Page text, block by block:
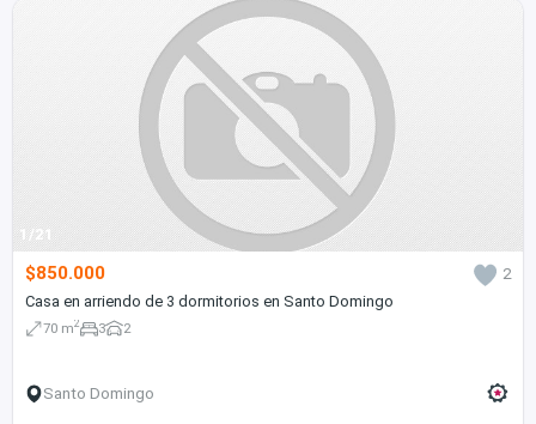
1/21
$850.000
2
Casa en arriendo de 3 dormitorios en Santo Domingo
70 m2 3 2
Santo Domingo